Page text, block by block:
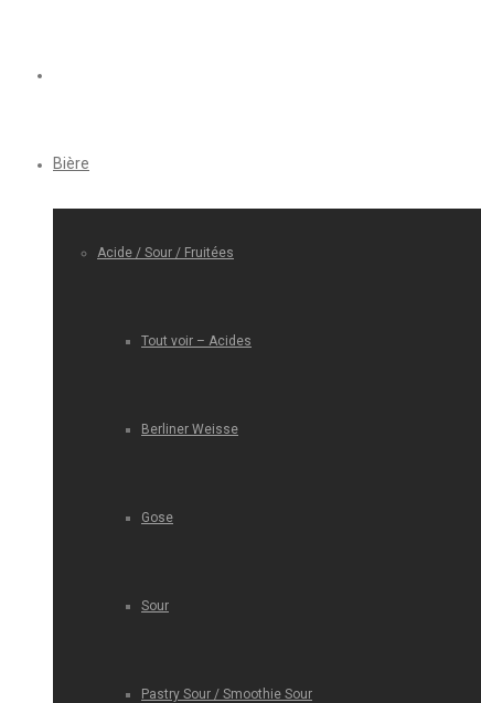
Bière
Acide / Sour / Fruitées
Tout voir – Acides
Berliner Weisse
Gose
Sour
Pastry Sour / Smoothie Sour